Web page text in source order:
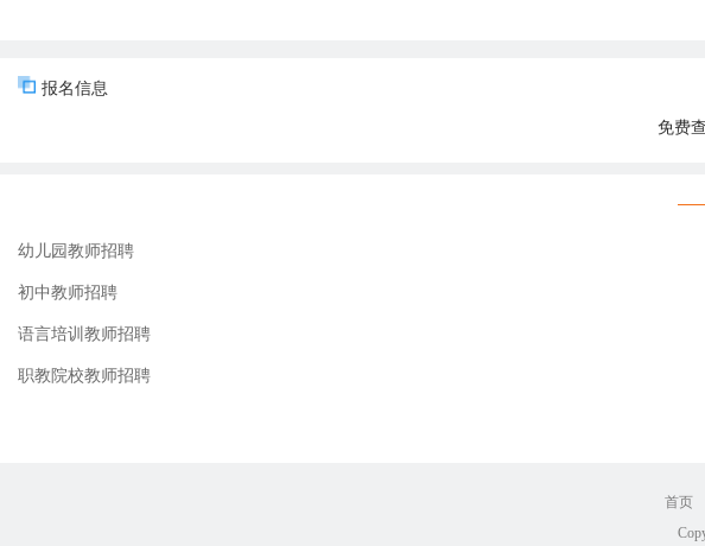
5.学历要求：高中教师、初中教师岗位须本科及以上学历，并取得学士学位。
8.国有单位正式在职人员（含试用期内）报考的，属机关事业单位的报考者，须征得所在单
三、招聘方式
招聘总成绩满分100分，其中笔试成绩按2025年福建省教师招聘笔试成绩的40%计入招聘总成
报名信息
免费
幼儿园教师招聘
初中教师招聘
语言培训教师招聘
职教院校教师招聘
首页